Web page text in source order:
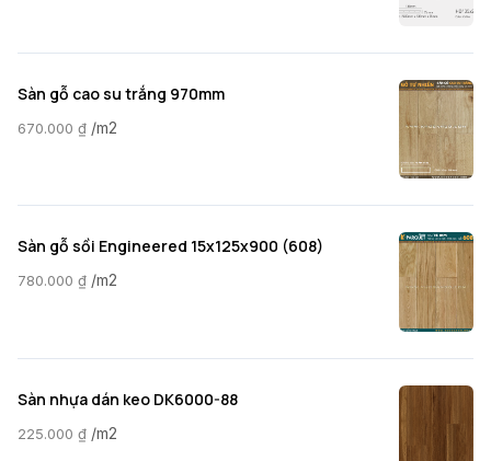
Sàn gỗ cao su trắng 970mm
670.000 ₫ /m2
Sàn gỗ sồi Engineered 15x125x900 (608)
780.000 ₫ /m2
Sàn nhựa dán keo DK6000-88
225.000 ₫ /m2